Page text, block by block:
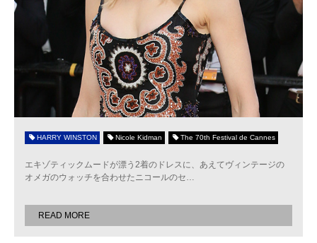
HARRY WINSTON Nicole Kidman The 70th Festival de Cannes
エキゾティックムードが漂う2着のドレスに、あえてヴィンテージの
オメガのウォッチを合わせたニコールのセ…
READ MORE